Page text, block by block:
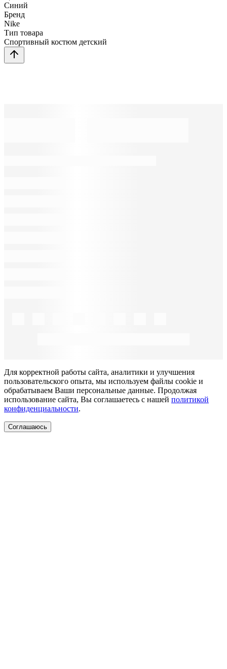
Синий
Бренд
Nike
Тип товара
Спортивный костюм детский
Для корректной работы сайта, аналитики и улучшения
пользовательского опыта, мы используем файлы cookie и
обрабатываем Ваши персональные данные. Продолжая
использование сайта, Вы соглашаетесь с нашей политикой
конфиденциальности.
Соглашаюсь